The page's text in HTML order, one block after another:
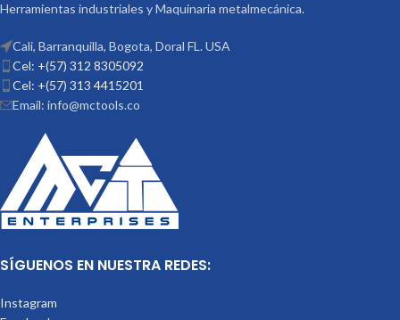
Herramientas industriales y Maquinaria metalmecánica.
Cali, Barranquilla, Bogota, Doral FL. USA
Cel: +(57) 312 8305092
Cel: +(57) 313 4415201
Email: info@mctools.co
SÍGUENOS EN NUESTRA REDES:
Instagram